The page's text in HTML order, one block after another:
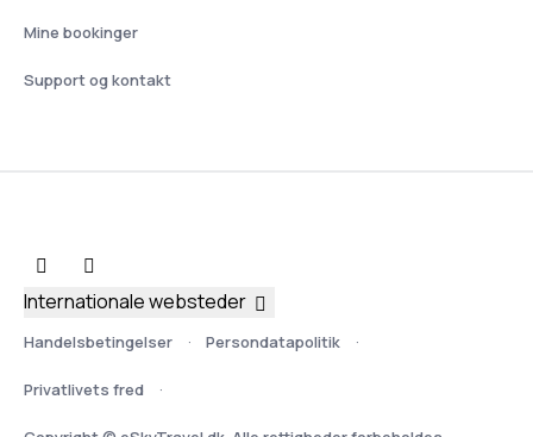
Mine bookinger
Support og kontakt
Handelsbetingelser Persondatapolitik
Privatlivets fred
Internationale websteder